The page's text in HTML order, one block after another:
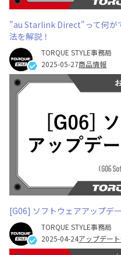
"au Starlink Direct"って何が
法を解説！
TORQUE STYLE事務局
2025-05-27商品情報
[G06] ソフトウェアアップデ
TORQUE STYLE事務局
2025-04-24アップデー